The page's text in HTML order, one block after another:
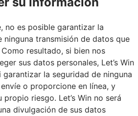
no es posible garantizar la
ninguna transmisión de datos que
resultado, si bien nos
sus datos personales, Let’s Win
garantizar la seguridad de ninguna
o proporcione en línea, y
riesgo. Let’s Win no será
divulgación de sus datos